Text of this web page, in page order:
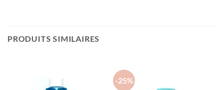
PRODUITS SIMILAIRES
-25%